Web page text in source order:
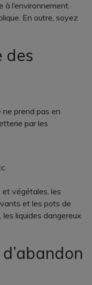
l’environnement.
En outre, soyez
des
prend pas en
par les
et végétales, les
et les pots de
liquides dangereux